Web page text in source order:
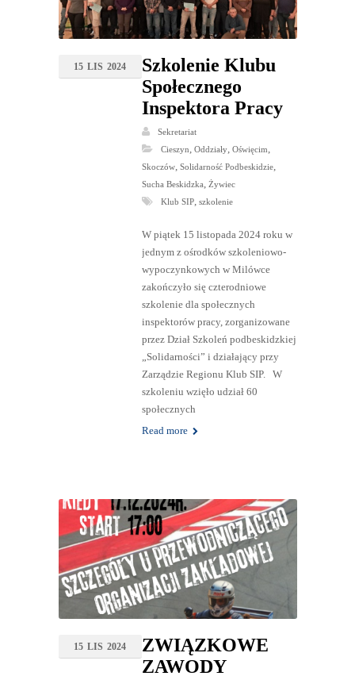
15 LIS 2024
Szkolenie Klubu
Społecznego
Inspektora Pracy
Sekretariat
Cieszyn, Oddziały, Oświęcim,
Skoczów, Solidarność Podbeskidzie,
Sucha Beskidzka, Żywiec
Klub SIP, szkolenie
W piątek 15 listopada 2024 roku w
jednym z ośrodków szkoleniowo-
wypoczynkowych w Milówce
zakończyło się czterodniowe
szkolenie dla społecznych
inspektorów pracy, zorganizowane
przez Dział Szkoleń podbeskidzkiej
„Solidarności” i działający przy
Zarządzie Regionu Klub SIP. W
szkoleniu wzięło udział 60
społecznych
Read more
15 LIS 2024
ZWIĄZKOWE
ZAWODY